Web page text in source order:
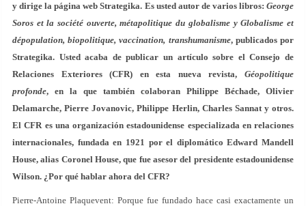
y dirige la página web Strategika. Es usted autor de varios libros: George
Soros et la société ouverte, métapolitique du globalisme y Globalisme et
dépopulation, biopolitique, vaccination, transhumanisme, publicados por
Strategika. Usted acaba de publicar un artículo sobre el Consejo de
Relaciones Exteriores (CFR) en esta nueva revista, Géopolitique
profonde, en la que también colaboran Philippe Béchade, Olivier
Delamarche, Pierre Jovanovic, Philippe Herlin, Charles Sannat y otros.
El CFR es una organización estadounidense especializada en relaciones
internacionales, fundada en 1921 por el diplomático Edward Mandell
House, alias Coronel House, que fue asesor del presidente estadounidense
Wilson. ¿Por qué hablar ahora del CFR?
Pierre-Antoine Plaquevent: Porque fue fundado hace casi exactamente un